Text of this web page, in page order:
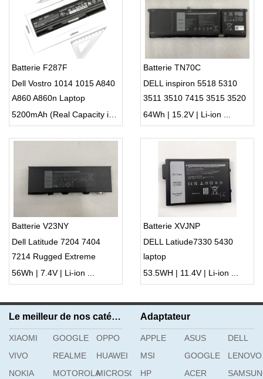
Batterie F287F
Dell Vostro 1014 1015 A840
A860 A860n Laptop
5200mAh (Real Capacity is about 4400mAh) | 11.1V (not Compatible 14.8V) | Li-ion ...
Batterie TN70C
DELL inspiron 5518 5310
3511 3510 7415 3515 3520
3420 5410 3420, Dell Vostro
3510 3515 5410 5510
64Wh | 15.2V | Li-ion ...
Batterie V23NY
Dell Latitude 7204 7404
7214 Rugged Extreme
56Wh | 7.4V | Li-ion ...
Batterie XVJNP
DELL Latiude7330 5430
laptop
53.5WH | 11.4V | Li-ion ...
Le meilleur de nos catégories
XIAOMI GOOGLE
OPPO
VIVO
REALME
HUAWEI
NOKIA
MOTOROLAMICROSOFT
Adaptateur
APPLE ASUS
DELL
MSI
GOOGLE
LENOVO
HP
ACER